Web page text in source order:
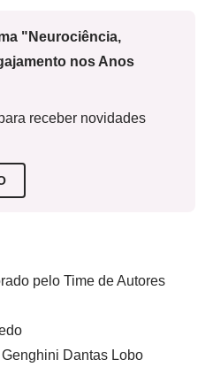
"Neurociência,
nos Anos
receber novidades
pelo Time de Autores
Dantas Lobo